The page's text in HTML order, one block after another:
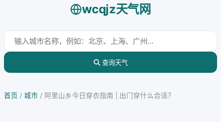
wcqjz天气网
查询天气
首页 / 城市 / 阿里山乡今日穿衣指南 | 出门穿什么合适？